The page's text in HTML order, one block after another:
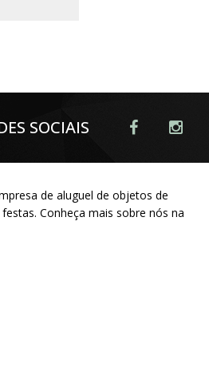
SOCIAIS
de aluguel de objetos de
Conheça mais sobre nós na